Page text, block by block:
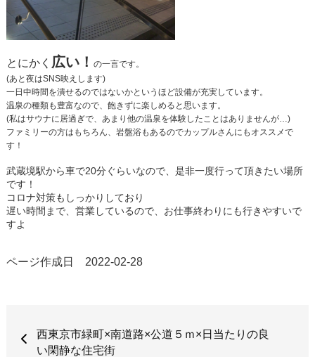
とにかく 広い！ の一言です。
(あと夜はSNS映えします)
一日中時間を潰せるのではないかというほど設備が充実しています。
温泉の種類も豊富なので、飽きずに楽しめると思います。
(私はサウナに居過ぎで、あまり他の温泉を体験したことはありませんが…)
ファミリーの方はもちろん、岩盤浴もあるのでカップルさんにもオススメで
す！
武蔵境駅から車で20分ぐらいなので、是非一度行って頂きたい場所
です！
コロナ対策もしっかりしており
遅い時間まで、営業しているので、お仕事終わりにも行きやすいで
すよ
ページ作成日 2022-02-28
西東京市緑町×南道路×公道５ｍ×日当たりの良
い閑静な住宅街